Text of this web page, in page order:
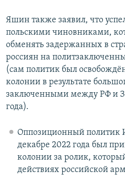
Яшин также заявил, что
польскими чиновниками,
обменять задержанных в
россиян на
(сам политик был
колонии в результате
заключенными между РФ и
года).
Оппозиционный политик
декабре 2022 года был
колонии за ролик,
действиях российской